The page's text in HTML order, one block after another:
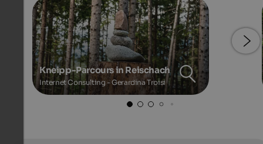
Kneipp-Parcours in Reischach
Internet Consulting - Gerardina Troisi